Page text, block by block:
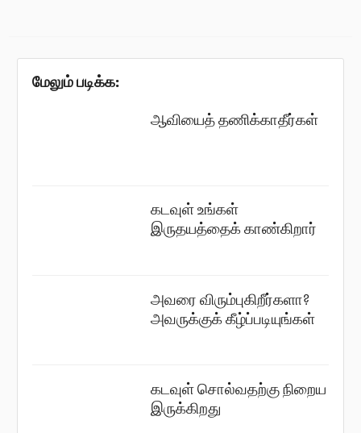
மேலும் படிக்க:
ஆவியைத் தணிக்காதீர்கள்
கடவுள் உங்கள்
இருதயத்தைக் காண்கிறார்
அவரை விரும்புகிறீர்களா?
அவருக்குக் கீழ்ப்படியுங்கள்
கடவுள் சொல்வதற்கு நிறைய
இருக்கிறது